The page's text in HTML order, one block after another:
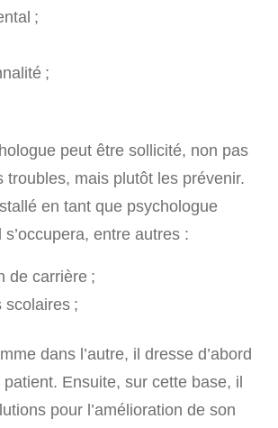
;
;
peut être sollicité, non pas
troubles, mais plutôt les prévenir.
en tant que psychologue
entre autres :
de carrière ;
scolaires ;
dans l’autre, il dresse d’abord
Ensuite, sur cette base, il
pour l’amélioration de son